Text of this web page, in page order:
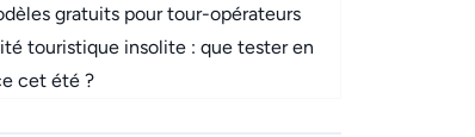
gratuits pour tour-opérateurs
touristique insolite : que tester en
cet été ?